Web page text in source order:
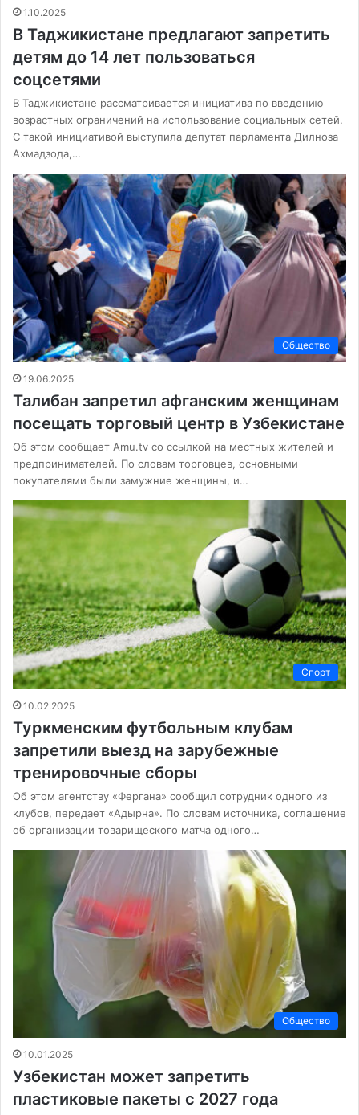
1.10.2025
В Таджикистане предлагают запретить
детям до 14 лет пользоваться
соцсетями
В Таджикистане рассматривается инициатива по введению
возрастных ограничений на использование социальных сетей.
С такой инициативой выступила депутат парламента Дилноза
Ахмадзода,…
Общество
19.06.2025
Талибан запретил афганским женщинам
посещать торговый центр в Узбекистане
Об этом сообщает Amu.tv со ссылкой на местных жителей и
предпринимателей. По словам торговцев, основными
покупателями были замужние женщины, и…
Спорт
10.02.2025
Туркменским футбольным клубам
запретили выезд на зарубежные
тренировочные сборы
Об этом агентству «Фергана» сообщил сотрудник одного из
клубов, передает «Адырна». По словам источника, соглашение
об организации товарищеского матча одного…
Общество
10.01.2025
Узбекистан может запретить
пластиковые пакеты с 2027 года